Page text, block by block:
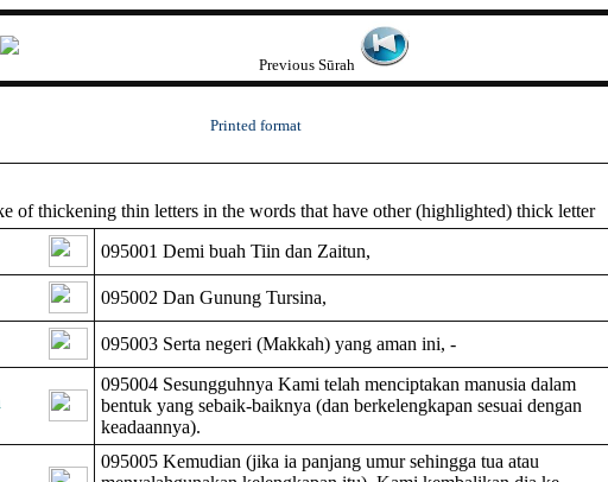
Previous Sūrah
Printed format
of thickening thin letters in the words that have other (highlighted) thick letter
095001 Demi buah Tiin dan Zaitun,
095002 Dan Gunung Tursina,
095003 Serta negeri (Makkah) yang aman ini, -
095004 Sesungguhnya Kami telah menciptakan manusia dalam
bentuk yang sebaik-baiknya (dan berkelengkapan sesuai dengan
keadaannya).
095005 Kemudian (jika ia panjang umur sehingga tua atau